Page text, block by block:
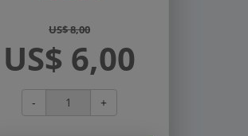
US$ 8,00
US$ 6,00
- +